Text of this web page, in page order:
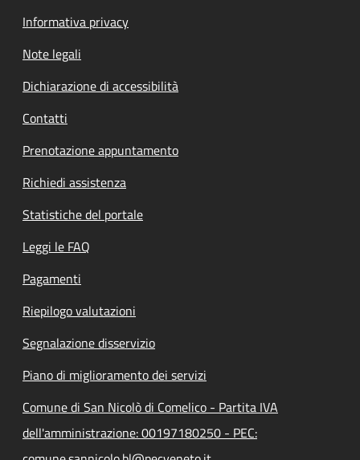
Informativa privacy
Note legali
Dichiarazione di accessibilità
Contatti
Prenotazione appuntamento
Richiedi assistenza
Statistiche del portale
Leggi le FAQ
Pagamenti
Riepilogo valutazioni
Segnalazione disservizio
Piano di miglioramento dei servizi
Comune di San Nicolò di Comelico - Partita IVA
dell'amministrazione: 00197180250 - PEC: